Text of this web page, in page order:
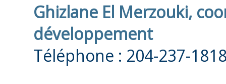
Ghizlane El Merzouki,
développement
Téléphone : 204-237-